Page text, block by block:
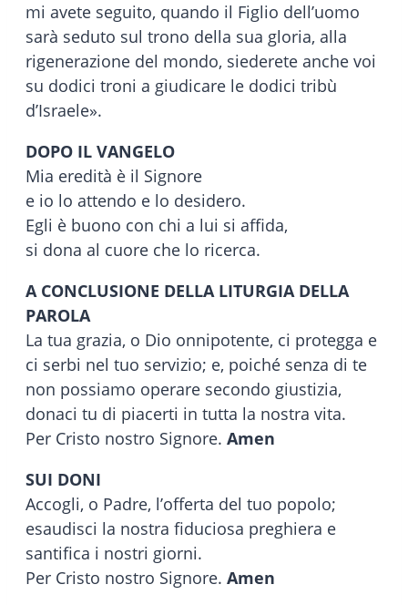
mi avete seguito, quando il Figlio dell’uomo
sarà seduto sul trono della sua gloria, alla
rigenerazione del mondo, siederete anche voi
su dodici troni a giudicare le dodici tribù
d’Israele».
DOPO IL VANGELO
Mia eredità è il Signore
e io lo attendo e lo desidero.
Egli è buono con chi a lui si affida,
si dona al cuore che lo ricerca.
A CONCLUSIONE DELLA LITURGIA DELLA
PAROLA
La tua grazia, o Dio onnipotente, ci protegga e
ci serbi nel tuo servizio; e, poiché senza di te
non possiamo operare secondo giustizia,
donaci tu di piacerti in tutta la nostra vita.
Per Cristo nostro Signore. Amen
SUI DONI
Accogli, o Padre, l’offerta del tuo popolo;
esaudisci la nostra fiduciosa preghiera e
santifica i nostri giorni.
Per Cristo nostro Signore. Amen